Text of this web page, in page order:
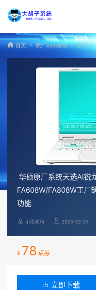
首页 原厂oem系统 华硕
华硕原厂系统天选AI锐
FA608W/FA808W工厂
功能
小雨初晴 2025-02-24
¥ 78 点券
立即下载